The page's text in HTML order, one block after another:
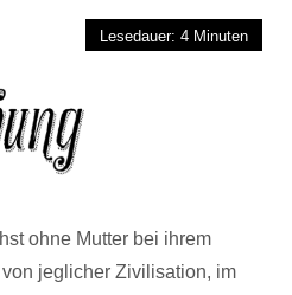
Lesedauer: 4 Minuten
ohne Mutter bei ihrem
jeglicher Zivilisation, im